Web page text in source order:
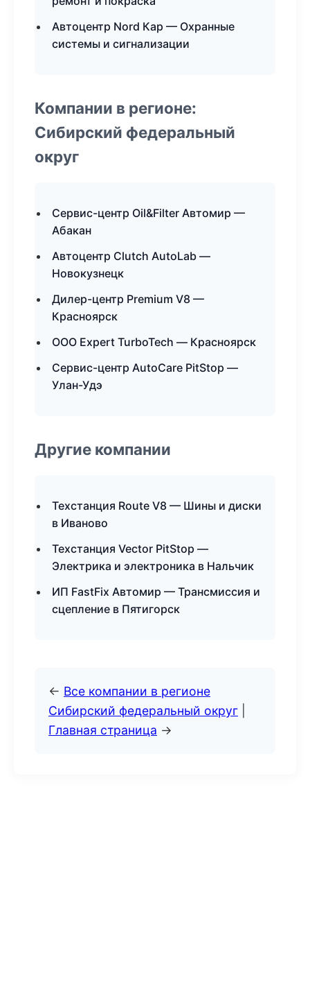
Автоцентр Nord Кар — Охранные
системы и сигнализации
Компании в регионе:
Сибирский федеральный
округ
Сервис-центр Oil&Filter Автомир —
Абакан
Автоцентр Clutch AutoLab —
Новокузнецк
Дилер-центр Premium V8 —
Красноярск
ООО Expert TurboTech — Красноярск
Сервис-центр AutoCare PitStop —
Улан-Удэ
Другие компании
Техстанция Route V8 — Шины и диски
в Иваново
Техстанция Vector PitStop —
Электрика и электроника в Нальчик
ИП FastFix Автомир — Трансмиссия и
сцепление в Пятигорск
← Все компании в регионе
Сибирский федеральный округ
Главная страница →